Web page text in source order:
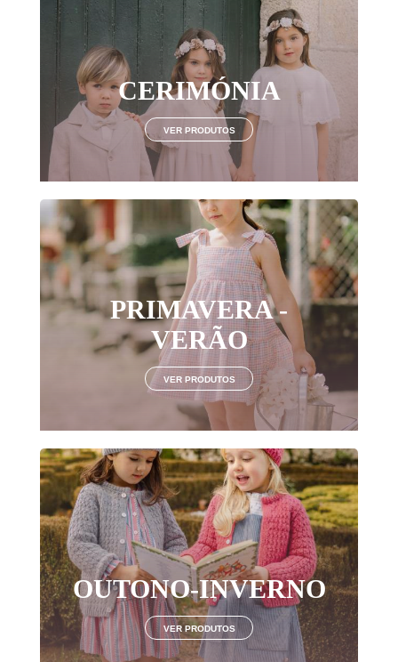
Login
LOGIN COM O FACEBOOK
CERIMÓNIA
VER PRODUTOS
PRIMAVERA -
VERÃO
VER PRODUTOS
OUTONO-INVERNO
VER PRODUTOS